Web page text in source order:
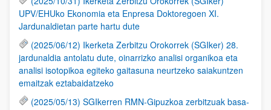
UPV/EHUko Ekonomia eta Enpresa Doktoregoen XI.
Jardunaldietan parte hartu dute
(2025/06/12) Ikerketa Zerbitzu Orokorrek (SGIker) 28.
jardunaldia antolatu dute, oinarrizko analisi organikoa eta
analisi isotopikoa egiteko gaitasuna neurtzeko saiakuntzen
emaitzak eztabaidatzeko
(2025/05/13) SGIkerren RMN-Gipuzkoa zerbitzuak basa-